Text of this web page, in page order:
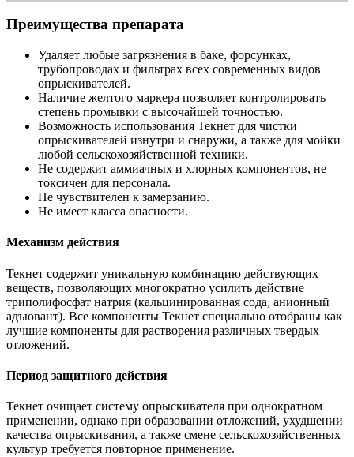
Преимущества препарата
Удаляет любые загрязнения в баке, форсунках,
трубопроводах и фильтрах всех современных видов
опрыскивателей.
Наличие желтого маркера позволяет контролировать
степень промывки с высочайшей точностью.
Возможность использования Текнет для чистки
опрыскивателей изнутри и снаружи, а также для мойки
любой сельскохозяйственной техники.
Не содержит аммиачных и хлорных компонентов, не
токсичен для персонала.
Не чувствителен к замерзанию.
Не имеет класса опасности.
Механизм действия
Текнет содержит уникальную комбинацию действующих
веществ, позволяющих многократно усилить действие
триполифосфат натрия (кальцинированная сода, анионный
адъювант). Все компоненты Текнет специально отобраны как
лучшие компоненты для растворения различных твердых
отложений.
Период защитного действия
Текнет очищает систему опрыскивателя при однократном
применении, однако при образовании отложений, ухудшении
качества опрыскивания, а также смене сельскохозяйственных
культур требуется повторное применение.